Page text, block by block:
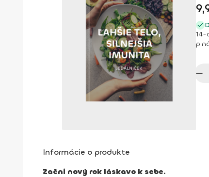
14-
Informácie o produkte
Začni nový rok láskavo k sebe.